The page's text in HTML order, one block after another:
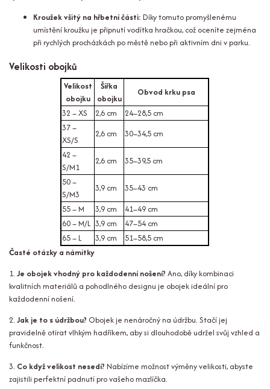
Kroužek všitý na hřbetní části: Díky tomuto promyšlenému
umístění kroužku je připnutí vodítka hračkou, což oceníte zejména
při rychlých procházkách po městě nebo při aktivním dni v parku.
Velikosti obojků
Velikost
obojku
Šířka
obojku
Obvod krku psa
32 – XS
2,6 cm
24–28,5 cm
37 –
XS/S
2,6 cm
30–34,5 cm
42 –
S/M1
2,6 cm
35–39,5 cm
50 –
S/M3
3,9 cm
35–43 cm
55 – M
3,9 cm
41–49 cm
60 – M/L 3,9 cm
47–54 cm
65 – L
3,9 cm
51–58,5 cm
Časté otázky a námitky
1. Je obojek vhodný pro každodenní nošení? Ano, díky kombinaci
kvalitních materiálů a pohodlného designu je obojek ideální pro
každodenní nošení.
2. Jak je to s údržbou? Obojek je nenáročný na údržbu. Stačí jej
pravidelně otírat vlhkým hadříkem, aby si dlouhodobě udržel svůj vzhled a
funkčnost.
3. Co když velikost nesedí? Nabízíme možnost výměny velikosti, abyste
zajistili perfektní padnutí pro vašeho mazlíčka.